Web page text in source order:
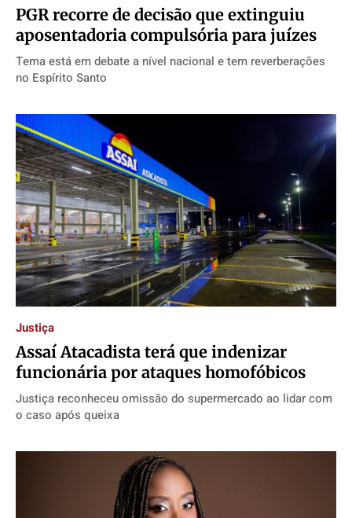
PGR recorre de decisão que extinguiu
aposentadoria compulsória para juízes
Tema está em debate a nível nacional e tem reverberações
no Espírito Santo
Justiça
Assaí Atacadista terá que indenizar
funcionária por ataques homofóbicos
Justiça reconheceu omissão do supermercado ao lidar com
o caso após queixa